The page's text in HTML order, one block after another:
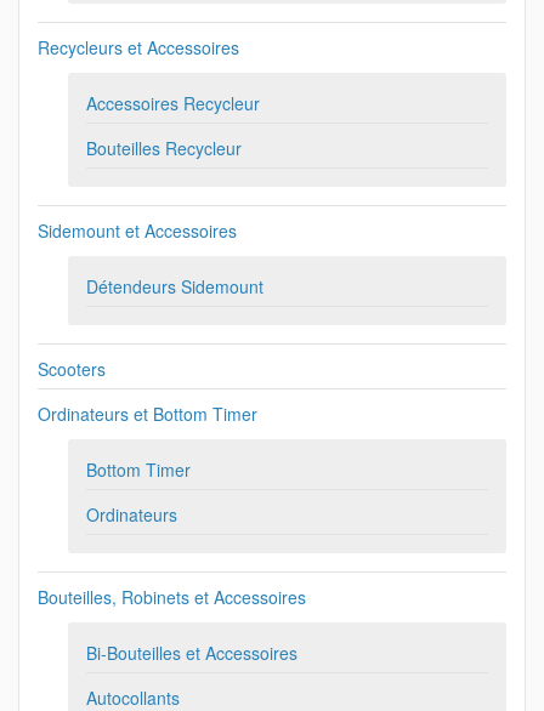
Recycleurs et Accessoires
Accessoires Recycleur
Bouteilles Recycleur
Sidemount et Accessoires
Détendeurs Sidemount
Scooters
Ordinateurs et Bottom Timer
Bottom Timer
Ordinateurs
Bouteilles, Robinets et Accessoires
Bi-Bouteilles et Accessoires
Autocollants